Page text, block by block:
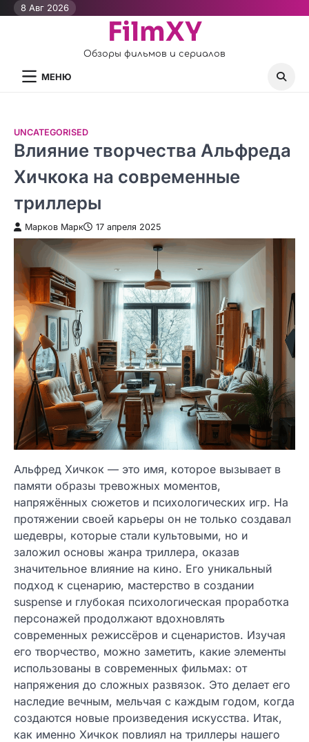
Перейти8 Авг 2026
FilmXY
Обзоры фильмов и сериалов
МЕНЮ
UNCATEGORISED
Влияние творчества Альфреда
Хичкока на современные
триллеры
Марков Марк 17 апреля 2025
Альфред Хичкок — это имя, которое вызывает в
памяти образы тревожных моментов,
напряжённых сюжетов и психологических игр. На
протяжении своей карьеры он не только создавал
шедевры, которые стали культовыми, но и
заложил основы жанра триллера, оказав
значительное влияние на кино. Его уникальный
подход к сценарию, мастерство в создании
suspense и глубокая психологическая проработка
персонажей продолжают вдохновлять
современных режиссёров и сценаристов. Изучая
его творчество, можно заметить, какие элементы
использованы в современных фильмах: от
напряжения до сложных развязок. Это делает его
наследие вечным, мельчая с каждым годом, когда
создаются новые произведения искусства. Итак,
как именно Хичкок повлиял на триллеры нашего